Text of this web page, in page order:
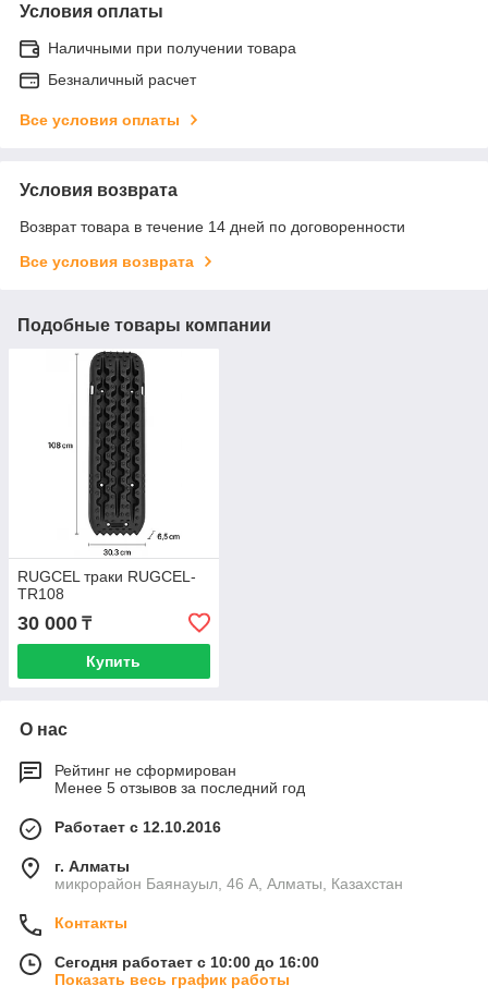
Условия оплаты
Наличными при получении товара
Безналичный расчет
Все условия оплаты
Условия возврата
Возврат товара в течение 14 дней по договоренности
Все условия возврата
Подобные товары компании
RUGCEL траки RUGCEL-
TR108
30 000 ₸
Купить
О нас
Рейтинг не сформирован
Менее 5 отзывов за последний год
Работает с 12.10.2016
г. Алматы
микрорайон Баянауыл, 46 А, Алматы, Казахстан
Контакты
Сегодня работает с 10:00 до 16:00
Показать весь график работы